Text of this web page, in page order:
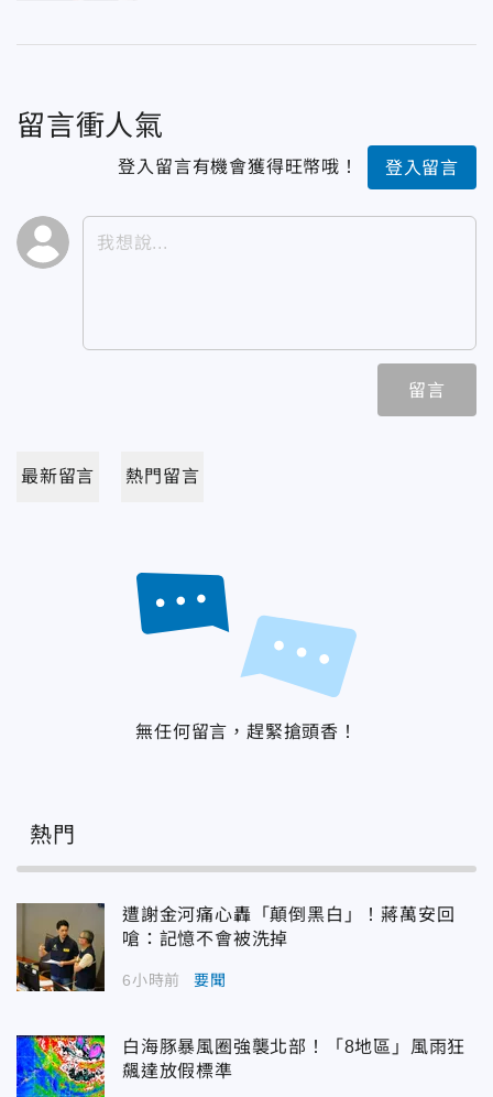
留言衝人氣
登入留言有機會獲得旺幣哦！ 登入留言
留言
最新留言 熱門留言
無任何留言，趕緊搶頭香！
熱門
遭謝金河痛心轟「顛倒黑白」！蔣萬安回
嗆：記憶不會被洗掉
6小時前 要聞
白海豚暴風圈強襲北部！「8地區」風雨狂
飆達放假標準